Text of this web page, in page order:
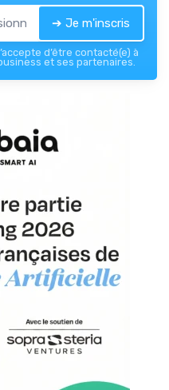
➔ Je m'inscris
d’être contacté(e) à
et ses partenaires.